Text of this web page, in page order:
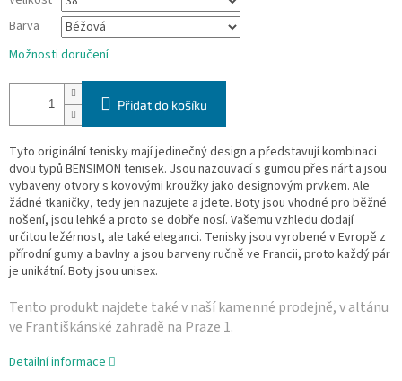
Barva
Možnosti doručení
Přidat do košíku
Tyto originální tenisky mají jedinečný design a představují kombinaci
dvou typů BENSIMON tenisek. Jsou nazouvací s gumou přes nárt a jsou
vybaveny otvory s kovovými kroužky jako designovým prvkem. Ale
žádné tkaničky, tedy jen nazujete a jdete. Boty jsou vhodné pro běžné
nošení, jsou lehké a proto se dobře nosí. Vašemu vzhledu dodají
určitou ležérnost, ale také eleganci. Tenisky jsou vyrobené v Evropě z
přírodní gumy a bavlny a jsou barveny ručně ve Francii, proto každý pár
je unikátní. Boty jsou unisex.
Tento produkt najdete také v naší­ kamenné prodejně, v altánu
ve Františkánské zahradě na Praze 1.
Detailní informace